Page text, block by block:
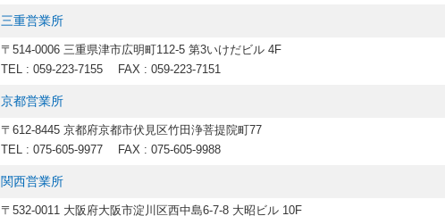
三重営業所
〒514-0006 三重県津市広明町112-5 第3いけだビル 4F
TEL : 059-223-7155
FAX : 059-223-7151
京都営業所
〒612-8445 京都府京都市伏見区竹田浄菩提院町77
TEL : 075-605-9977
FAX : 075-605-9988
関西営業所
〒532-0011 大阪府大阪市淀川区西中島6-7-8 大昭ビル 10F